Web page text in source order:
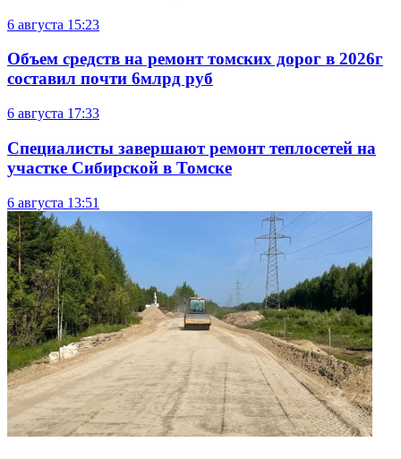
6 августа 15:23
Объем средств на ремонт томских дорог в 2026г
составил почти 6млрд руб
6 августа 17:33
Специалисты завершают ремонт теплосетей на
участке Сибирской в Томске
6 августа 13:51